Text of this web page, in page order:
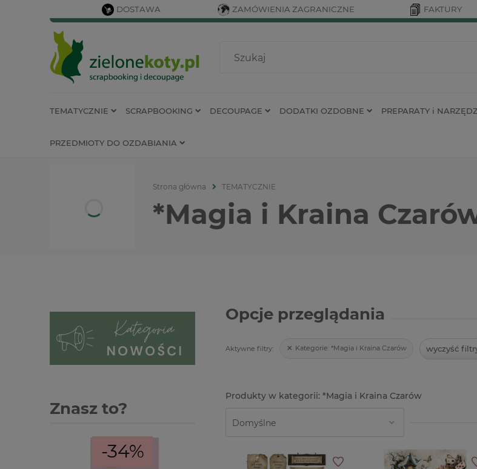
DOSTAWA ZAMÓWIENIA ZAGRANICZNE FAKTURY
TEMATYCZNIE SCRAPBOOKING DECOUPAGE DODATKI OZDOBNE PREPARATY i
PRZEDMIOTY DO OZDABIANIA
Strona główna TEMATYCZNIE
*Magia i Kraina
Znasz to?
-34% -48%
Opcje przeglądania
Aktywne filtry: Kategorie: *Magia i Kraina Czarów wyczyść
*Magia i Kraina Czarów